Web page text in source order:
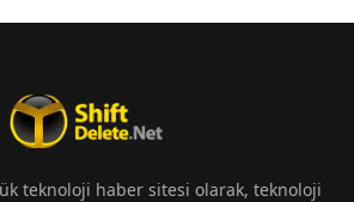
teknoloji haber sitesi olarak, teknoloji